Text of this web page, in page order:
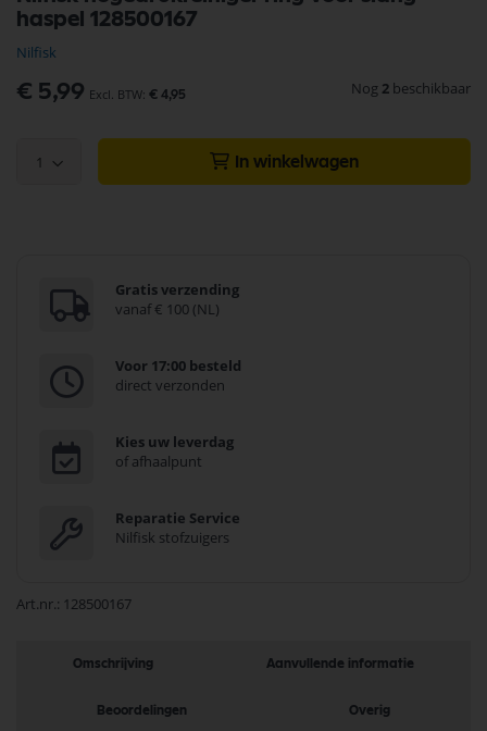
haspel 128500167
Nilfisk
€ 5,99 € 4,95 Nog 2 beschikbaar
1 In winkelwagen
Gratis verzending
vanaf € 100 (NL)
Voor 17:00 besteld
direct verzonden
Kies uw leverdag
of afhaalpunt
Reparatie Service
Nilfisk stofzuigers
Art.nr. 128500167
het
van
de
afbeeldingen-
Omschrijving Aanvullende informatie
Beoordelingen Overig